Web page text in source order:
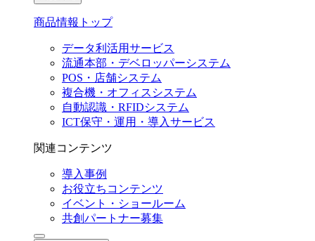
商品情報トップ
データ利活用サービス
流通本部・デベロッパーシステム
POS・店舗システム
複合機・オフィスシステム
自動認識・RFIDシステム
ICT保守・運用・導入サービス
関連コンテンツ
導入事例
お役立ちコンテンツ
イベント・ショールーム
共創パートナー募集